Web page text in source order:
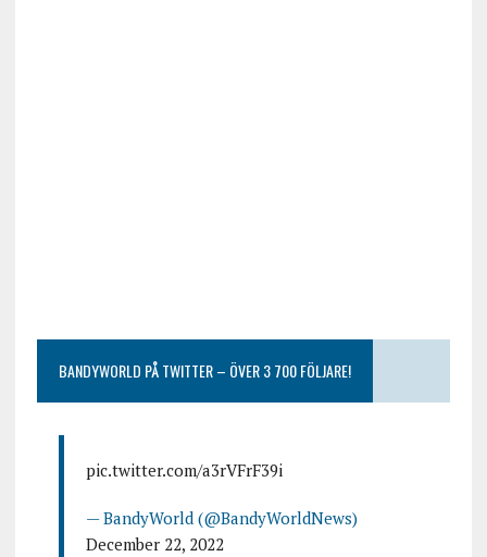
BANDYWORLD PÅ TWITTER – ÖVER 3 700 FÖLJARE!
pic.twitter.com/a3rVFrF39i
— BandyWorld (@BandyWorldNews)
December 22, 2022